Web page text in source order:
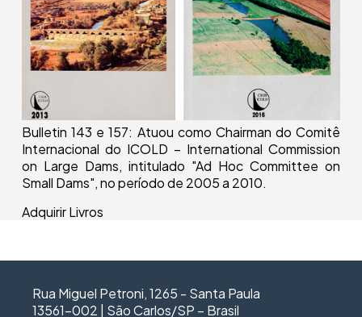
Bulletin 143 e 157: Atuou como Chairman do Comitê
Internacional do ICOLD – International Commission
on Large Dams, intitulado "Ad Hoc Committee on
Small Dams", no período de 2005 a 2010.
Adquirir Livros
Rua Miguel Petroni, 1265 - Santa Paula
13561-002 | São Carlos/SP – Brasil